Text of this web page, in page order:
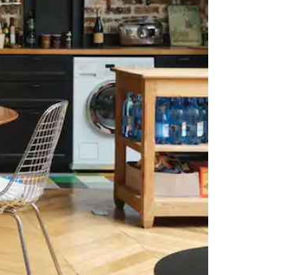
do teclado ou tocando e deslizando o dedo na tela.